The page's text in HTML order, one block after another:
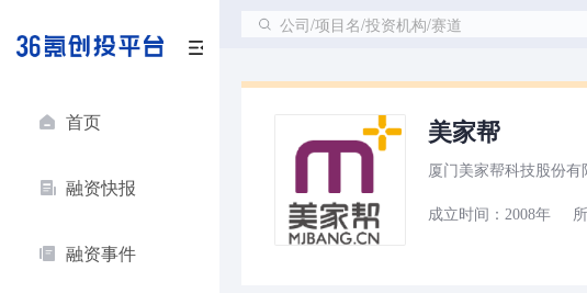
首页
融资快报
融资事件
公司/项目名/投资机构/赛道
美家帮
厦门美家帮科技股份有
成立时间： 2008年